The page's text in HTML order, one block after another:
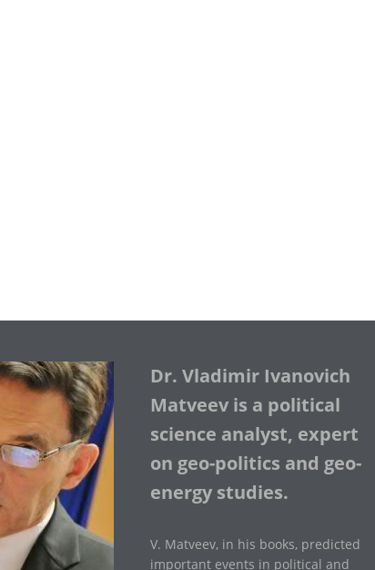
Dr. Vladimir Ivanovich
Matveev is a political
science analyst, expert
on geo-politics and geo-
energy studies.
V. Matveev, in his books, predicted
important events in political and